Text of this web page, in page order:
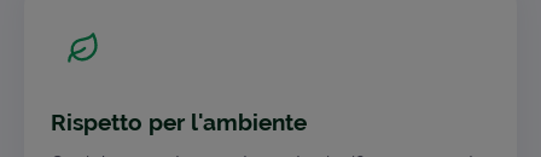
Rispetto per l'ambiente